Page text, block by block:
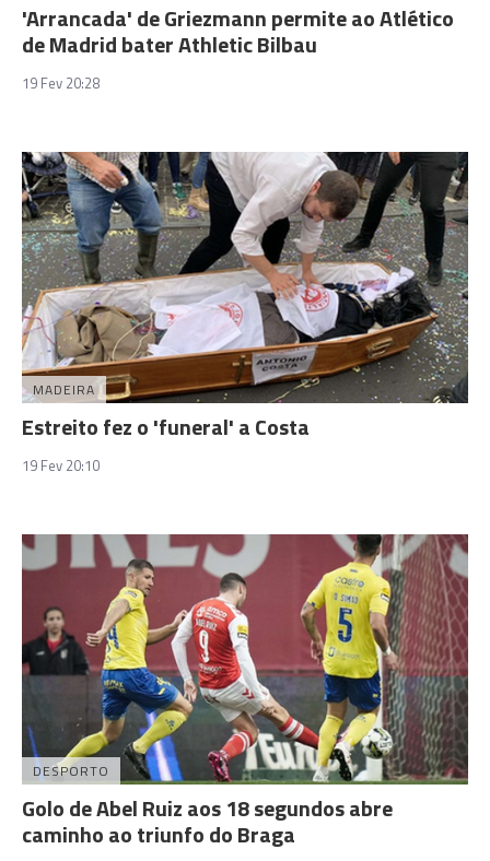
'Arrancada' de Griezmann permite ao Atlético
de Madrid bater Athletic Bilbau
19 Fev 20:28
MADEIRA
Estreito fez o 'funeral' a Costa
19 Fev 20:10
DESPORTO
Golo de Abel Ruiz aos 18 segundos abre
caminho ao triunfo do Braga